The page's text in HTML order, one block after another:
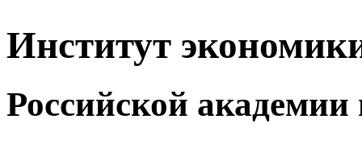
Институт
Российской академии